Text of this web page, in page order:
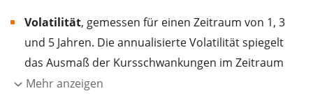
Volatilität, gemessen für einen Zeitraum von 1, 3
und 5 Jahren. Die annualisierte Volatilität spiegelt
das Ausmaß der Kursschwankungen im Zeitraum
eines Jahres wider.
Mehr anzeigen